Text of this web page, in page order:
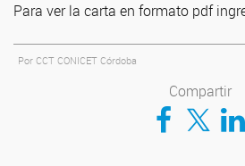
Para ver la carta en formato pdf
Por CCT CONICET Córdoba
Compartir
Compartir en
Compartir en